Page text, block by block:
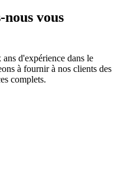
nous vous
d'expérience dans le
à fournir à nos clients des
complets.